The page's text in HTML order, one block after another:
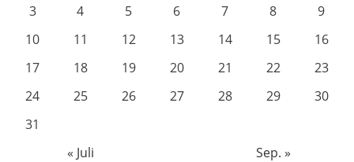
3
4 5 6 7 8
9
10
11 12 13 14 15
16
17
18 19 20 21 22
23
24
25 26 27 28 29
30
31
« Juli
Sep. »